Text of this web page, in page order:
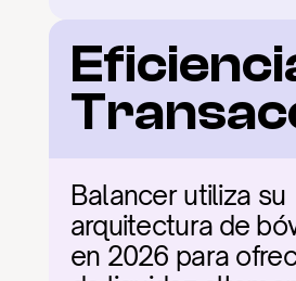
Balancer utiliza su
arquitectura de
en 2026 para